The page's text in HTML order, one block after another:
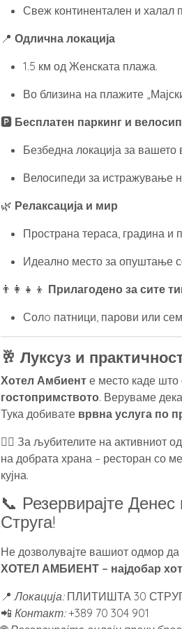
Свеж континентален и халал
📍 Одлична локација
1.5 км од Женската плажа.
Во близина на плажите
🅿️ Бесплатен паркинг и
Безбедна локација за вашето
Велосипеди за истражување
🌿 Релаксација и мир
Пространа тераса, градина и
Идеално место за опуштање
👨‍👩‍👧‍👦 Прилагодено за сите
Солo патници, парови или
🥂 Луксуз и
Хотел Амбиент е место каде што
гостопримството. Веруваме
Тука добивате врвна услуга по
🚴‍♀️ За љубителите на активниот
на добрата храна – ресторан со
кујна.
📞 Резервирајте
Струга!
Не дозволувајте вашиот одмор да
ХОТЕЛ АМБИЕНТ – најдобар
📍Локација:ПЛИТИШТА 30
📲 Контакт:+389 70 304 901